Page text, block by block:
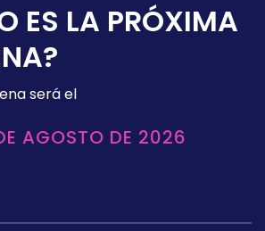
ES LA PRÓXIMA
será el
AGOSTO DE 2026